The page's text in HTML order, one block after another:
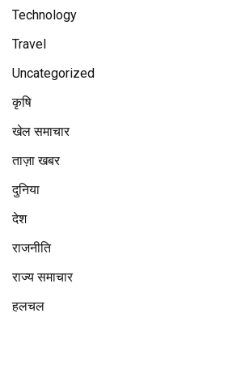
Technology
Travel
Uncategorized
कृषि
खेल समाचार
ताज़ा खबर
दुनिया
देश
राजनीति
राज्य समाचार
हलचल